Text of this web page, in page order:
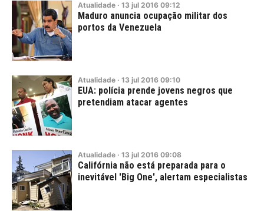
Atualidade · 13 jul 2016 09:12
Maduro anuncia ocupação militar dos
portos da Venezuela
Atualidade · 13 jul 2016 09:10
EUA: polícia prende jovens negros que
pretendiam atacar agentes
Atualidade · 13 jul 2016 09:08
Califórnia não está preparada para o
inevitável 'Big One', alertam especialistas